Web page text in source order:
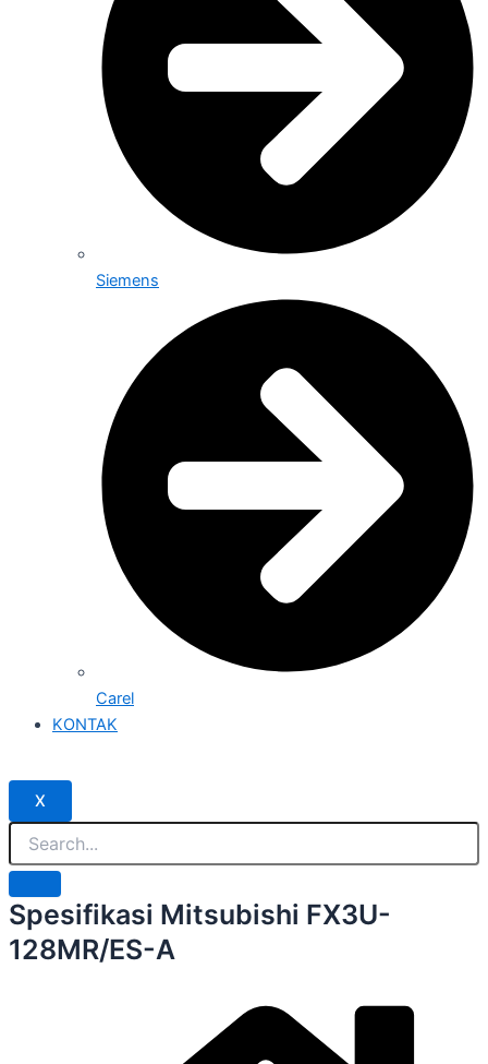
Siemens
Carel
KONTAK
X
Spesifikasi Mitsubishi FX3U-
128MR/ES-A